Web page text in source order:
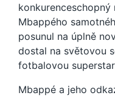
konkurenceschopný
Mbappého
posunul na úplně
dostal na světovou
fotbalovou
Mbappé a jeho